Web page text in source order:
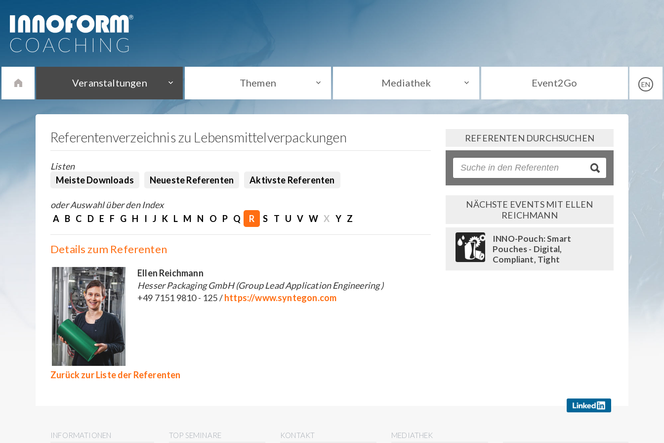
Veranstaltungen Themen Mediathek Event2Go EN
Referentenverzeichnis zu Lebensmittelverpackungen
Listen
Meiste Downloads
Neueste Referenten Aktivste Referenten
oder Auswahl über den Index
A B C D E F G H I J K L M N O P Q R S T U V W X Y Z
Details zum Referenten
Ellen Reichmann
Hesser Packaging GmbH (Group Lead Application Engineering )
+49 7151 9810 - 125 /https://www.syntegon.com
Zurück zur Liste der Referenten
REFERENTEN DURCHSUCHEN
NÄCHSTE EVENTS MIT ELLEN
REICHMANN
INNO-Pouch: Smart
Pouches - Digital,
Compliant, Tight
INFORMATIONEN TOP SEMINARE KONTAKT MEDIATHEK